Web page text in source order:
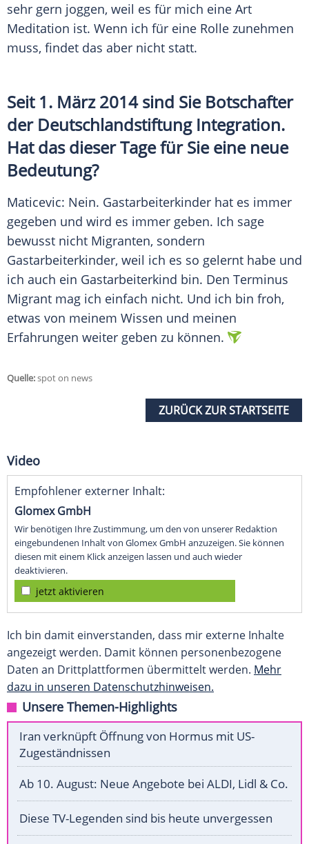
sehr gern joggen, weil es für mich eine Art
Meditation ist. Wenn ich für eine Rolle zunehmen
muss, findet das aber nicht statt.
Seit 1. März 2014 sind Sie Botschafter
der Deutschlandstiftung Integration.
Hat das dieser Tage für Sie eine neue
Bedeutung?
Maticevic: Nein. Gastarbeiterkinder hat es immer
gegeben und wird es immer geben. Ich sage
bewusst nicht Migranten, sondern
Gastarbeiterkinder, weil ich es so gelernt habe und
ich auch ein Gastarbeiterkind bin. Den Terminus
Migrant mag ich einfach nicht. Und ich bin froh,
etwas von meinem Wissen und meinen
Erfahrungen weiter geben zu können.
Quelle:spot on news
ZURÜCK ZUR STARTSEITE
Video
Empfohlener externer Inhalt:
Glomex GmbH
Wir benötigen Ihre Zustimmung, um den von unserer Redaktion
eingebundenen Inhalt von Glomex GmbH anzuzeigen. Sie können
diesen mit einem Klick anzeigen lassen und auch wieder
deaktivieren.
jetzt aktivieren
Ich bin damit einverstanden, dass mir externe Inhalte
angezeigt werden. Damit können personenbezogene
Daten an Drittplattformen übermittelt werden. Mehr
dazu in unseren Datenschutzhinweisen.
Unsere Themen-Highlights
Iran verknüpft Öffnung von Hormus mit US-
Zugeständnissen
Ab 10. August: Neue Angebote bei ALDI, Lidl & Co.
Diese TV-Legenden sind bis heute unvergessen